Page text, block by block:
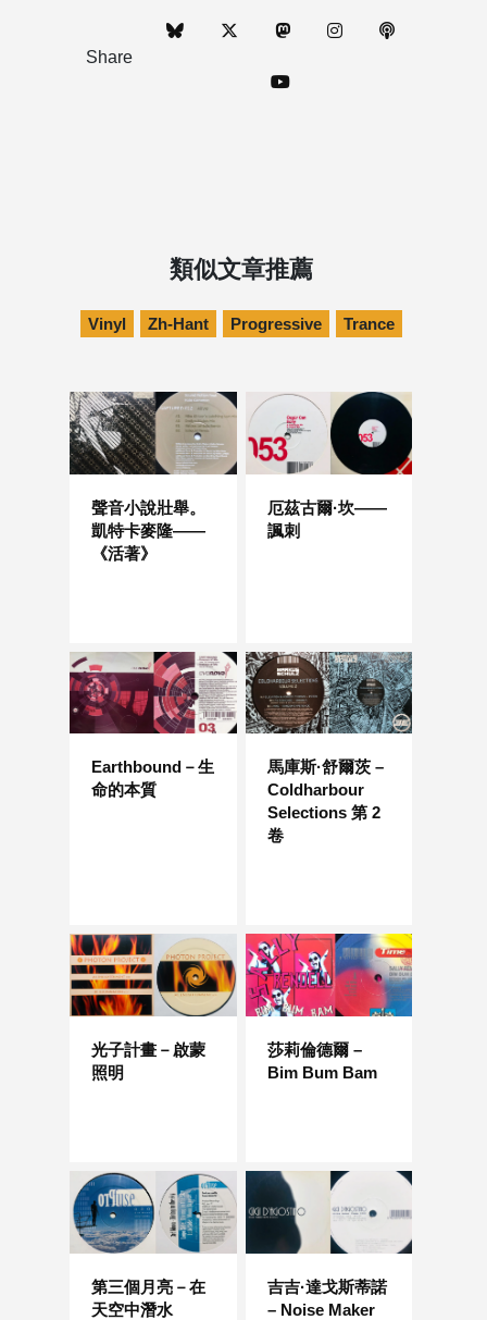
Share
類似文章推薦
Vinyl Zh-Hant Progressive Trance
聲音小說壯舉。
凱特卡麥隆——
《活著》
厄茲古爾·坎——
諷刺
Earthbound－生
命的本質
馬庫斯·舒爾茨 –
Coldharbour
Selections 第 2
卷
光子計畫－啟蒙
照明
莎莉倫德爾 –
Bim Bum Bam
第三個月亮－在
天空中潛水
吉吉·達戈斯蒂諾
– Noise Maker